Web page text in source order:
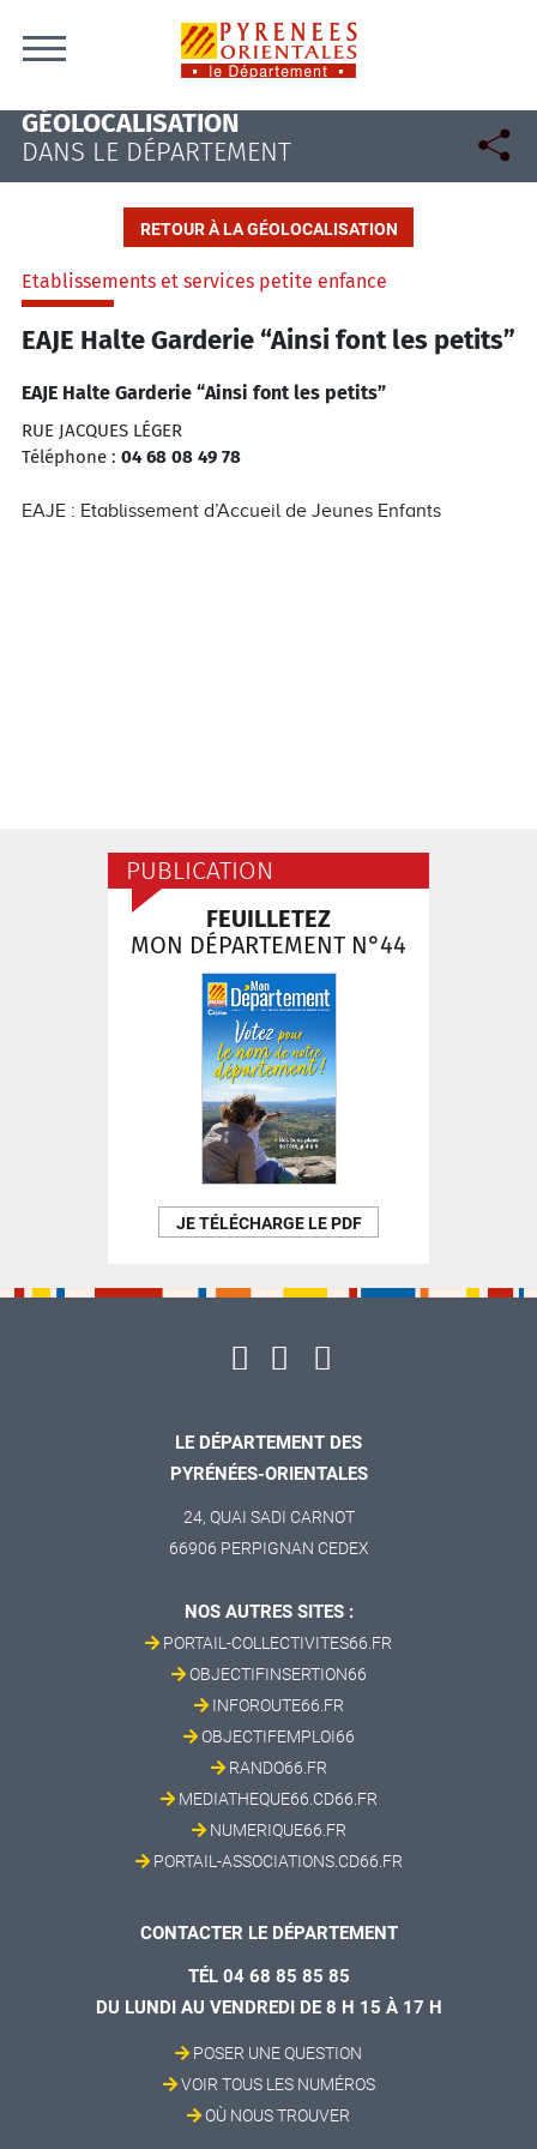
GÉOLOCALISATION
DANS LE DÉPARTEMENT
RETOUR À LA GÉOLOCALISATION
Etablissements et services petite enfance
EAJE Halte Garderie “Ainsi font les petits”
EAJE Halte Garderie “Ainsi font les petits”
RUE JACQUES LÉGER
Téléphone : 04 68 08 49 78
EAJE : Etablissement d’Accueil de Jeunes Enfants
PUBLICATION
FEUILLETEZ
MON DÉPARTEMENT N°44
JE TÉLÉCHARGE LE PDF
LE DÉPARTEMENT DES
PYRÉNÉES-ORIENTALES
24, QUAI SADI CARNOT
66906 PERPIGNAN CEDEX
NOS AUTRES SITES :
PORTAIL-COLLECTIVITES66.FR
OBJECTIFINSERTION66
INFOROUTE66.FR
OBJECTIFEMPLOI66
RANDO66.FR
MEDIATHEQUE66.CD66.FR
NUMERIQUE66.FR
PORTAIL-ASSOCIATIONS.CD66.FR
CONTACTER LE DÉPARTEMENT
TÉL 04 68 85 85 85
DU LUNDI AU VENDREDI DE 8 H 15 À 17 H
POSER UNE QUESTION
VOIR TOUS LES NUMÉROS
OÙ NOUS TROUVER